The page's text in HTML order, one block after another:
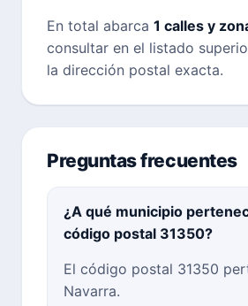
En total abarca 1 calles y
consultar en el listado
la dirección postal exacta.
Preguntas frecuentes
¿A qué municipio
código postal 31350?
El código postal 31350
Navarra.